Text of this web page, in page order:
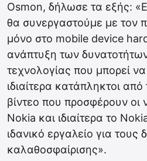
Osmon, δήλωσε τα εξής:
θα συνεργαστούμε με τον
μόνο στο mobile device
ανάπτυξη των
τεχνολογίας που μπορεί
ιδιαίτερα κατάπληκτοι από
βίντεο που προσφέρουν οι
Nokia και ιδιαίτερα το
ιδανικό εργαλείο για
καλαθοσφαίρισης».